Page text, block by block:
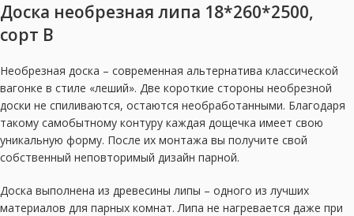
Доска необрезная липа 18*260*2500,
сорт В
Необрезная доска – современная альтернатива классической
вагонке в стиле «леший». Две короткие стороны необрезной
доски не спиливаются, остаются необработанными. Благодаря
такому самобытному контуру каждая дощечка имеет свою
уникальную форму. После их монтажа вы получите свой
собственный неповторимый дизайн парной.
Доска выполнена из древесины липы – одного из лучших
материалов для парных комнат. Липа не нагревается даже при